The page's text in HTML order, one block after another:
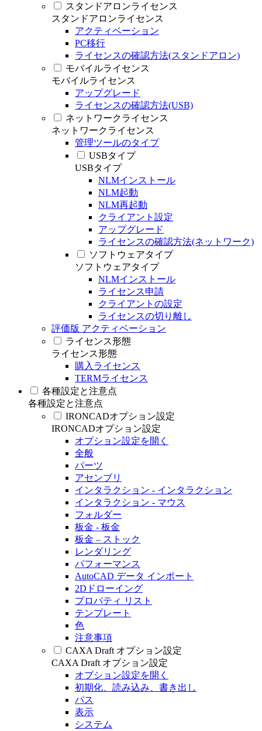
スタンドアロンライセンス
スタンドアロンライセンス
アクティベーション
PC移行
ライセンスの確認方法(スタンドアロン)
モバイルライセンス
モバイルライセンス
アップグレード
ライセンスの確認方法(USB)
ネットワークライセンス
ネットワークライセンス
管理ツールのタイプ
USBタイプ
USBタイプ
NLMインストール
NLM起動
NLM再起動
クライアント設定
アップグレード
ライセンスの確認方法(ネットワーク)
ソフトウェアタイプ
ソフトウェアタイプ
NLMインストール
ライセンス申請
クライアントの設定
ライセンスの切り離し
評価版 アクティベーション
ライセンス形態
ライセンス形態
購入ライセンス
TERMライセンス
各種設定と注意点
各種設定と注意点
IRONCADオプション設定
IRONCADオプション設定
オプション設定を開く
全般
パーツ
アセンブリ
インタラクション - インタラクション
インタラクション - マウス
フォルダー
板金 - 板金
板金 – ストック
レンダリング
パフォーマンス
AutoCAD データ インポート
2Dドローイング
プロパティ リスト
テンプレート
色
注意事項
CAXA Draft オプション設定
CAXA Draft オプション設定
オプション設定を開く
初期化、読み込み、書き出し
パス
表示
システム